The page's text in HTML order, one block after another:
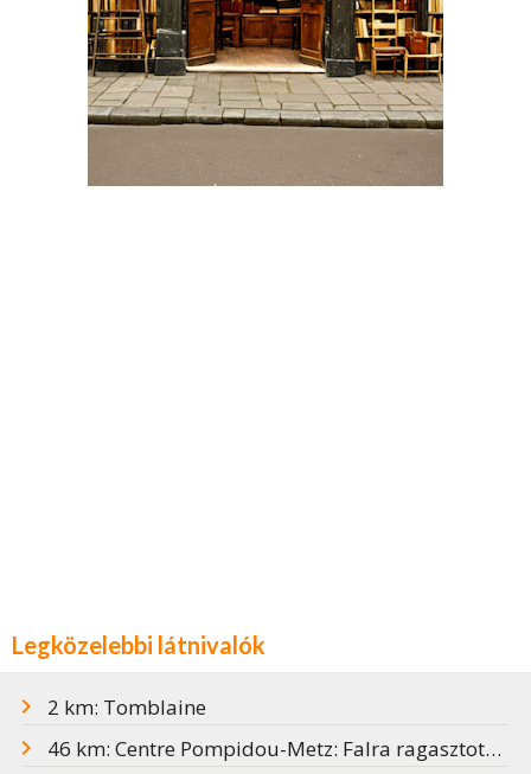
Legközelebbi látnivalók
2 km: Tomblaine
46 km: Centre Pompidou-Metz: Falra ragasztott banán